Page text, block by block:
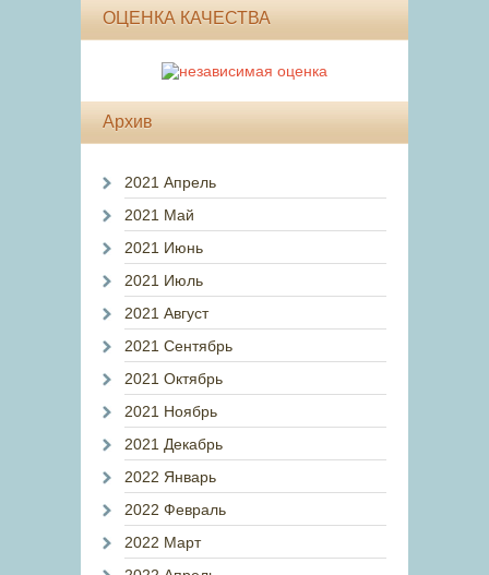
ОЦЕНКА КАЧЕСТВА
Архив
2021 Апрель
2021 Май
2021 Июнь
2021 Июль
2021 Август
2021 Сентябрь
2021 Октябрь
2021 Ноябрь
2021 Декабрь
2022 Январь
2022 Февраль
2022 Март